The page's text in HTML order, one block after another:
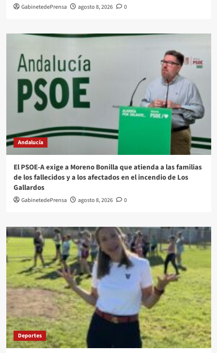
GabinetedePrensa agosto 8, 2026 0
Andalucía
El PSOE-A exige a Moreno Bonilla que atienda a las familias
de los fallecidos y a los afectados en el incendio de Los
Gallardos
GabinetedePrensa agosto 8, 2026 0
Deportes